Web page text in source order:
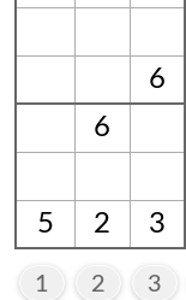
6
6
5
2 3
1 2 3